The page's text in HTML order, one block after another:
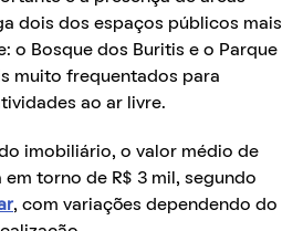
dois dos espaços públicos mais
o Bosque dos Buritis e o Parque
muito frequentados para
ao ar livre.
imobiliário, o valor médio de
torno de R$ 3 mil, segundo
, com variações dependendo do